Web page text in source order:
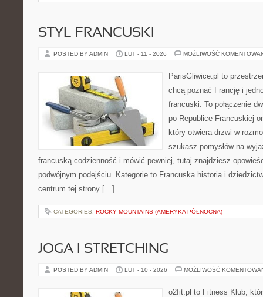
STYL FRANCUSKI
POSTED BY ADMIN LUT - 11 - 2026 MOŻLIWOŚĆ
ParisGliwice.pl to
chcą poznać Francję i
francuski. To połączenie
po Republice Francuskiej
który otwiera drzwi w
szukasz pomysłów na
francuską codzienność i mówić pewniej, tutaj znajdziesz
podwójnym podejściu. Kategorie to Francuska historia i
centrum tej strony […]
CATEGORIES: ROCKY MOUNTAINS (AMERYKA PÓŁNOCNA)
JOGA I STRETCHING
POSTED BY ADMIN LUT - 10 - 2026 MOŻLIWOŚĆ
o2fit.pl to Fitness Klub,